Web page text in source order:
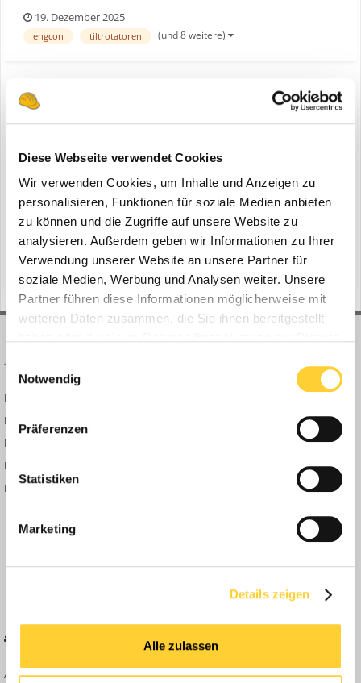
Diese Webseite verwendet Cookies
Wir verwenden Cookies, um Inhalte und Anzeigen zu
personalisieren, Funktionen für soziale Medien anbieten
zu können und die Zugriffe auf unsere Website zu
analysieren. Außerdem geben wir Informationen zu Ihrer
Verwendung unserer Website an unsere Partner für
soziale Medien, Werbung und Analysen weiter. Unsere
Partner führen diese Informationen möglicherweise mit
weiteren Daten zusammen, die Sie ihnen bereitgestellt
Einwilligungsauswahl
Notwendig
Präferenzen
Statistiken
Marketing
Details zeigen
Alle zulassen
Partnerschaft konzentriert sich auf die Vereinfachung der
Installation und die Senkung der Gesamtkosten für Endn...
19. Dezember 2025
engcon tiltrotatoren (und 8 weitere)
ein Thema erstellte Bauforum24 inNews aus der
Strömsund (Schweden) - engcon, der weltweit führende Hersteller
von Tiltrotatoren, verstärkt seine Zusammenarbeit mit Komatsu,
um Baggerfahrern mehr Effizienz und Komfort zu bieten. Diese
Partnerschaft konzentriert sich auf die Vereinfachung der
Installation und die Senkung der Gesamtkosten für Endn...
19. Dezember 2025
engcon tiltrotatoren (und 8 weitere)
Bauforum24 News
Bauforum24 TV
BF24 Mediathek
BF24 Fotostrecken
Bauforum Shop
Abbruch
KONTAKT
Werben auf